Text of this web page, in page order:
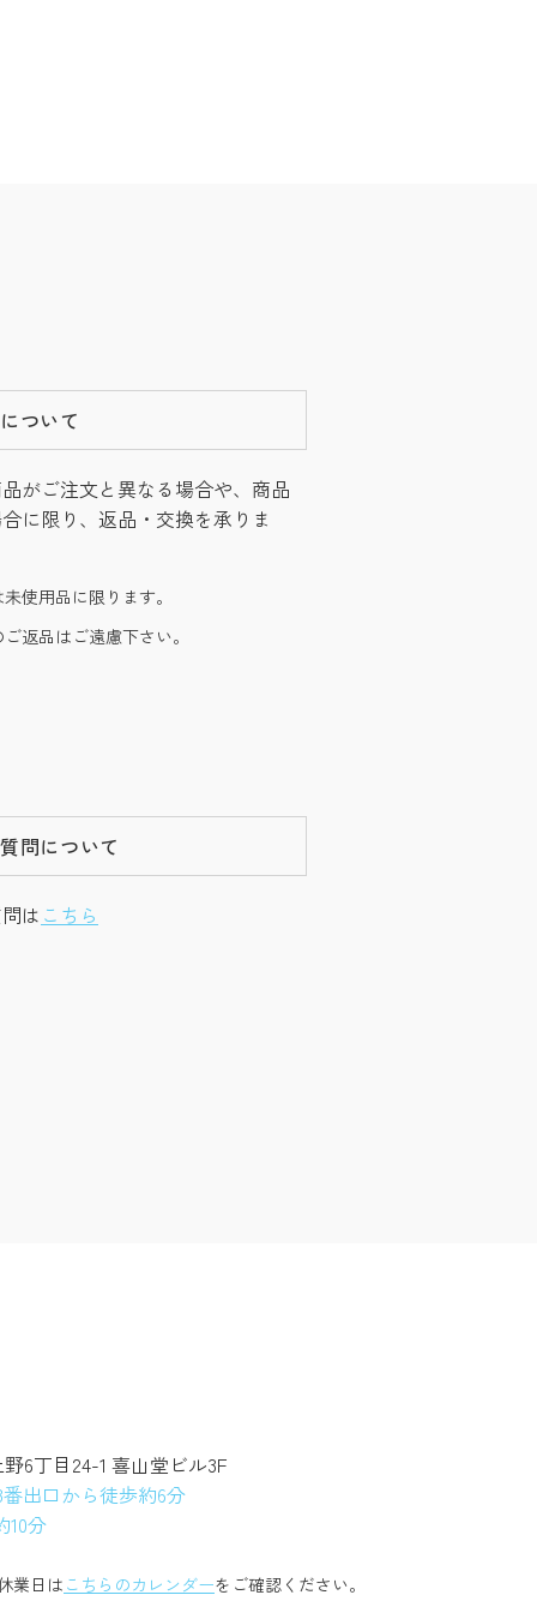
ついて
がご注文と異なる場合や、商品
に限り、返品・交換を承りま
使用品に限ります。
返品はご遠慮下さい。
問について
は こちら
6丁目24-1 喜山堂ビル3F
出口から徒歩約6分
10分
業日は こちらのカレンダーをご確認ください。